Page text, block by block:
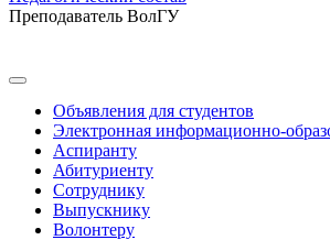
Преподаватель ВолГУ
Объявления для студентов
Электронная информационно-
Аспиранту
Абитуриенту
Сотруднику
Выпускнику
Волонтеру